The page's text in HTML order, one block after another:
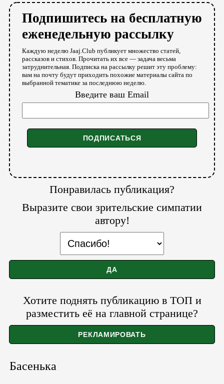
Подпишитесь на бесплатную
еженедельную рассылку
Каждую неделю Jaaj.Club публикует множество статей,
рассказов и стихов. Прочитать их все — задача весьма
затруднительная. Подписка на рассылку решит эту проблему:
вам на почту будут приходить похожие материалы сайта по
выбранной тематике за последнюю неделю.
Введите ваш Email
Понравилась публикация?
Выразите свои зрительские симпатии
автору!
Хотите поднять публикацию в ТОП и
разместить её на главной странице?
Басенька